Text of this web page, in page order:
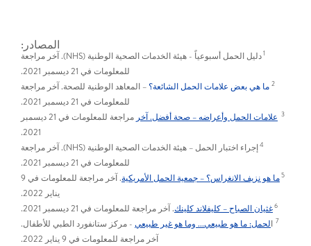
المصادر:
1
دليل الحمل أسبوعياً - هيئة الخدمات الصحية الوطنية (NHS). آخر مراجعة
للمعلومات في 21 ديسمبر 2021.
2 ما هي بعض علامات الحمل الشائعة؟ – المعاهد الوطنية للصحة. آخر مراجعة
للمعلومات في 21 ديسمبر 2021.
3 علامات الحمل وأعراضه – صحة أفضل. آخر
مراجعة للمعلومات في 21 ديسمبر
2021.
4
إجراء اختبار الحمل – هيئة الخدمات الصحية الوطنية (NHS). آخر مراجعة
للمعلومات في 21 ديسمبر 2021.
5ما هو نزيف الانغراس؟ – جمعية الحمل الأمريكية
. آخر مراجعة للمعلومات في 9
يناير 2022.
6غثيان الصباح – كليفلاند كلينك. آخر مراجعة للمعلومات في 21 ديسمبر 2021.
7 الحمل: ما هو طبيعي... وما هو غير طبيعي - مركز ستانفورد الطبي للأطفال.
آخر مراجعة للمعلومات في 9 يناير 2022.